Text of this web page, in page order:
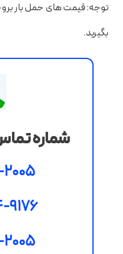
توجه: قیمت های حمل بار
بگیرید.
شماره
9176